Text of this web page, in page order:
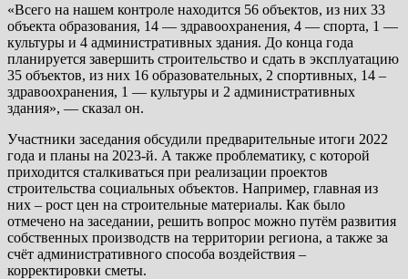
«Всего на нашем контроле находится 56 объектов, из них 33
объекта образования, 14 — здравоохранения, 4 — спорта, 1 —
культуры и 4 административных здания. До конца года
планируется завершить строительство и сдать в эксплуатацию
35 объектов, из них 16 образовательных, 2 спортивных, 14 –
здравоохранения, 1 — культуры и 2 административных
здания», — сказал он.
Участники заседания обсудили предварительные итоги 2022
года и планы на 2023-й. А также проблематику, с которой
приходится сталкиваться при реализации проектов
строительства социальных объектов. Например, главная из
них – рост цен на строительные материалы. Как было
отмечено на заседании, решить вопрос можно путём развития
собственных производств на территории региона, а также за
счёт административного способа воздействия –
корректировки сметы.